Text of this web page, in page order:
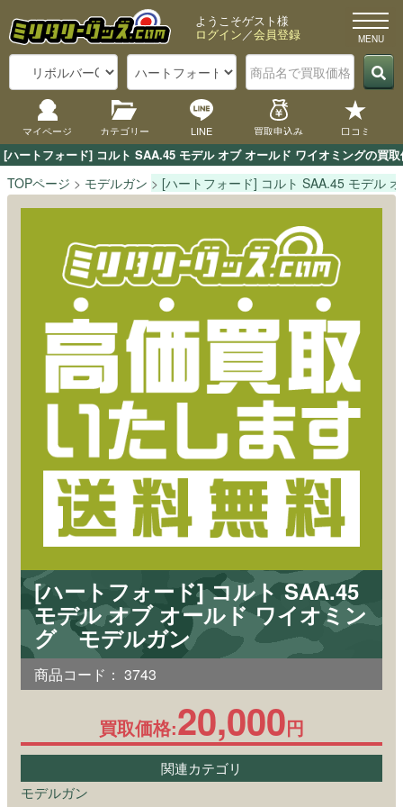
[ハートフォード] コルト SAA.45 モデル オブ オールド ワイオミングの買
ようこそゲスト様
ログイン／会員登録
マイページ カテゴリー LINE 買取申込み 口コミ
TOPページ モデルガン [ハートフォード] コルト SAA.45 モデル
[ハートフォード] コルト SAA.45
モデル オブ オールド ワイオミン
グ モデルガン
商品コード： 3743
買取価格:20,000円
関連カテゴリ
モデルガン